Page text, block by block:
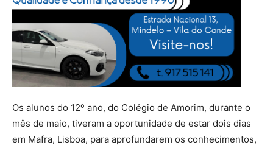
Os alunos do 12º ano, do Colégio de Amorim, durante o
mês de maio, tiveram a oportunidade de estar dois dias
em Mafra, Lisboa, para aprofundarem os conhecimentos,